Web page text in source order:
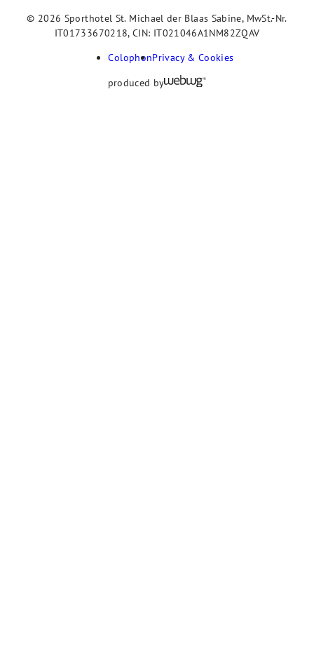
© 2026 Sporthotel St. Michael der Blaas Sabine, MwSt.-Nr.
IT01733670218, CIN: IT021046A1NM82ZQAV
ColophonPrivacy & Cookies
produced by